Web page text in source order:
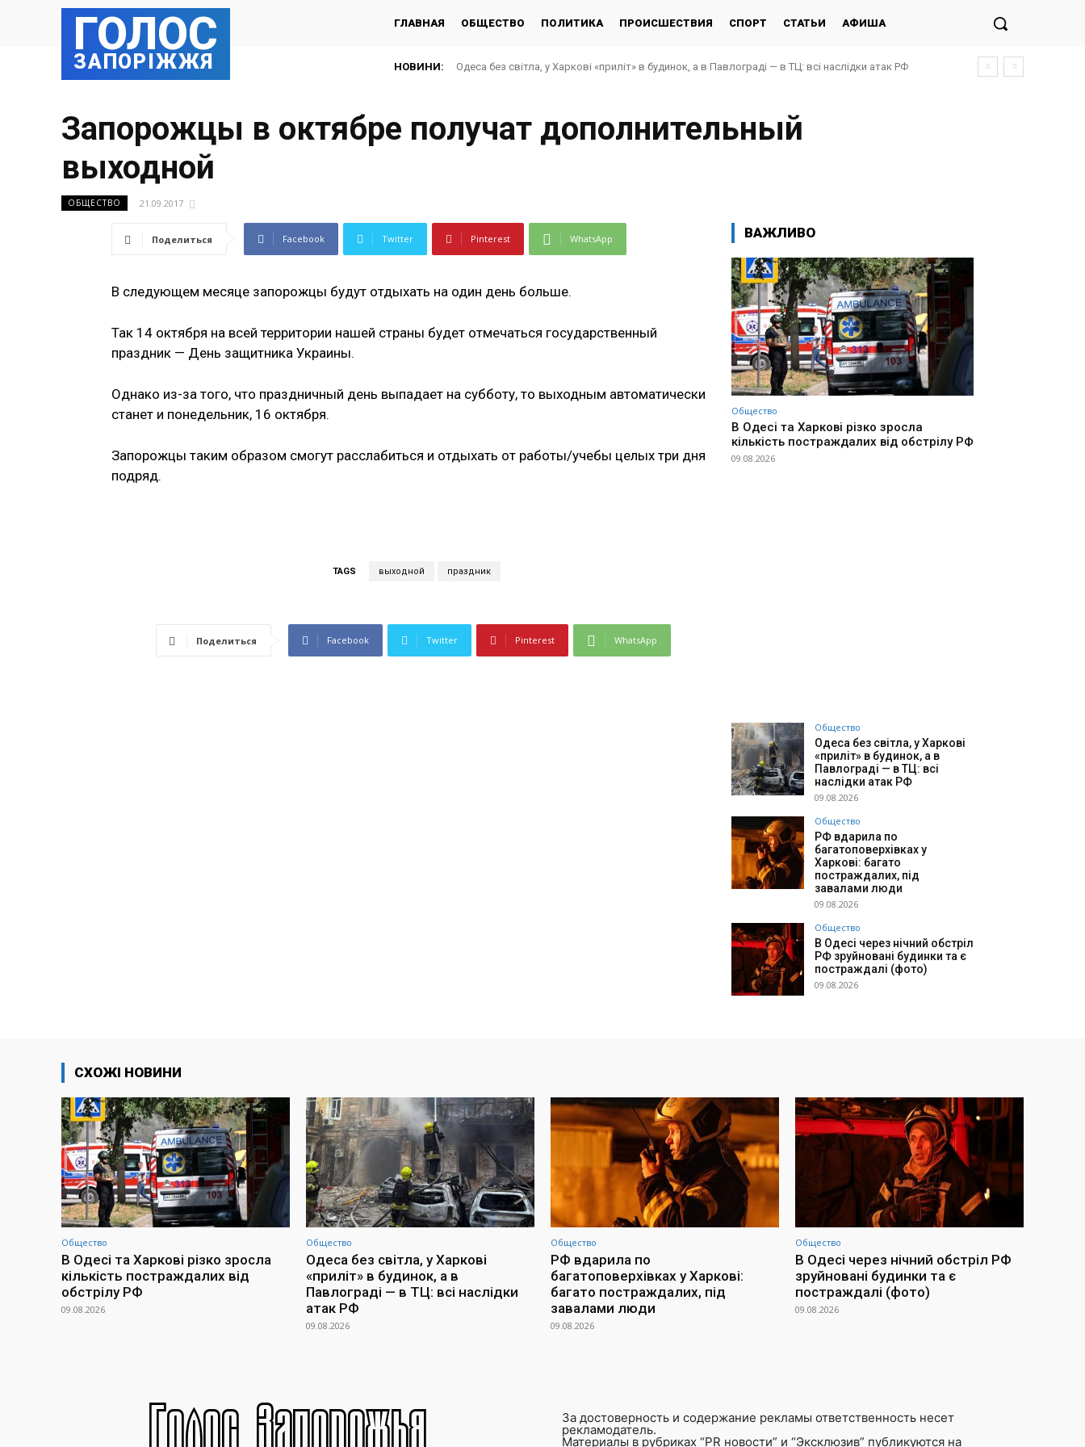
ГОЛОС
ЗАПОРІЖЖЯ
ГЛАВНАЯ ОБЩЕСТВО ПОЛИТИКА ПРОИСШЕСТВИЯ СПОРТ СТАТЬИ АФИША
НОВИНИ: Одеса без світла, у Харкові «приліт» в будинок, а в Павлограді — в ТЦ: всі наслідки атак РФ
Запорожцы в октябре получат дополнительный
выходной
ОБЩЕСТВО 21.09.2017
Поделиться Facebook Twitter Pinterest WhatsApp
В следующем месяце запорожцы будут отдыхать на один день больше.
Так 14 октября на всей территории нашей страны будет отмечаться государственный
праздник — День защитника Украины.
Однако из-за того, что праздничный день выпадает на субботу, то выходным автоматически
станет и понедельник, 16 октября.
Запорожцы таким образом смогут расслабиться и отдыхать от работы/учебы целых три дня
подряд.
TAGS выходной праздник
Поделиться Facebook Twitter Pinterest WhatsApp
ВАЖЛИВО
Общество
В Одесі та Харкові різко зросла
кількість постраждалих від обстрілу РФ
09.08.2026
Общество
Одеса без світла, у Харкові
«приліт» в будинок, а в
Павлограді — в ТЦ: всі
наслідки атак РФ
09.08.2026
Общество
РФ вдарила по
багатоповерхівках у
Харкові: багато
постраждалих, під
завалами люди
09.08.2026
Общество
В Одесі через нічний обстріл
РФ зруйновані будинки та є
постраждалі (фото)
09.08.2026
СХОЖІ НОВИНИ
Общество
В Одесі та Харкові різко зросла
кількість постраждалих від
обстрілу РФ
09.08.2026
Общество
Одеса без світла, у Харкові
«приліт» в будинок, а в
Павлограді — в ТЦ: всі наслідки
атак РФ
09.08.2026
Общество
РФ вдарила по
багатоповерхівках у Харкові:
багато постраждалих, під
завалами люди
09.08.2026
Общество
В Одесі через нічний обстріл РФ
зруйновані будинки та є
постраждалі (фото)
09.08.2026
За достоверность и содержание рекламы ответственность несет
рекламодатель.
Материалы в рубриках “PR новости” и “Эксклюзив” публикуются на